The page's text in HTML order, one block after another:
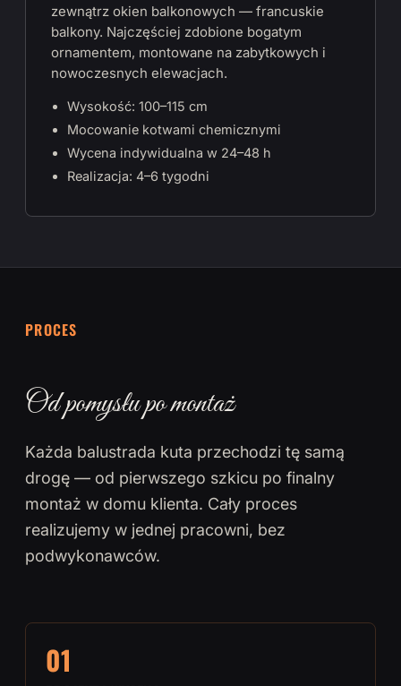
zewnątrz okien balkonowych — francuskie
balkony. Najczęściej zdobione bogatym
ornamentem, montowane na zabytkowych i
nowoczesnych elewacjach.
Wysokość: 100–115 cm
Mocowanie kotwami chemicznymi
Wycena indywidualna w 24–48 h
Realizacja: 4–6 tygodni
PROCES
Od pomysłu po montaż
Każda balustrada kuta przechodzi tę samą
drogę — od pierwszego szkicu po finalny
montaż w domu klienta. Cały proces
realizujemy w jednej pracowni, bez
podwykonawców.
01